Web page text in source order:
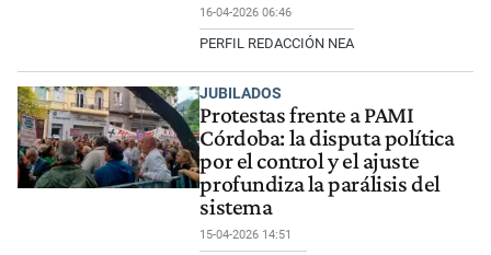
16-04-2026 06:46
PERFIL REDACCIÓN NEA
JUBILADOS
Protestas frente a PAMI
Córdoba: la disputa política
por el control y el ajuste
profundiza la parálisis del
sistema
15-04-2026 14:51